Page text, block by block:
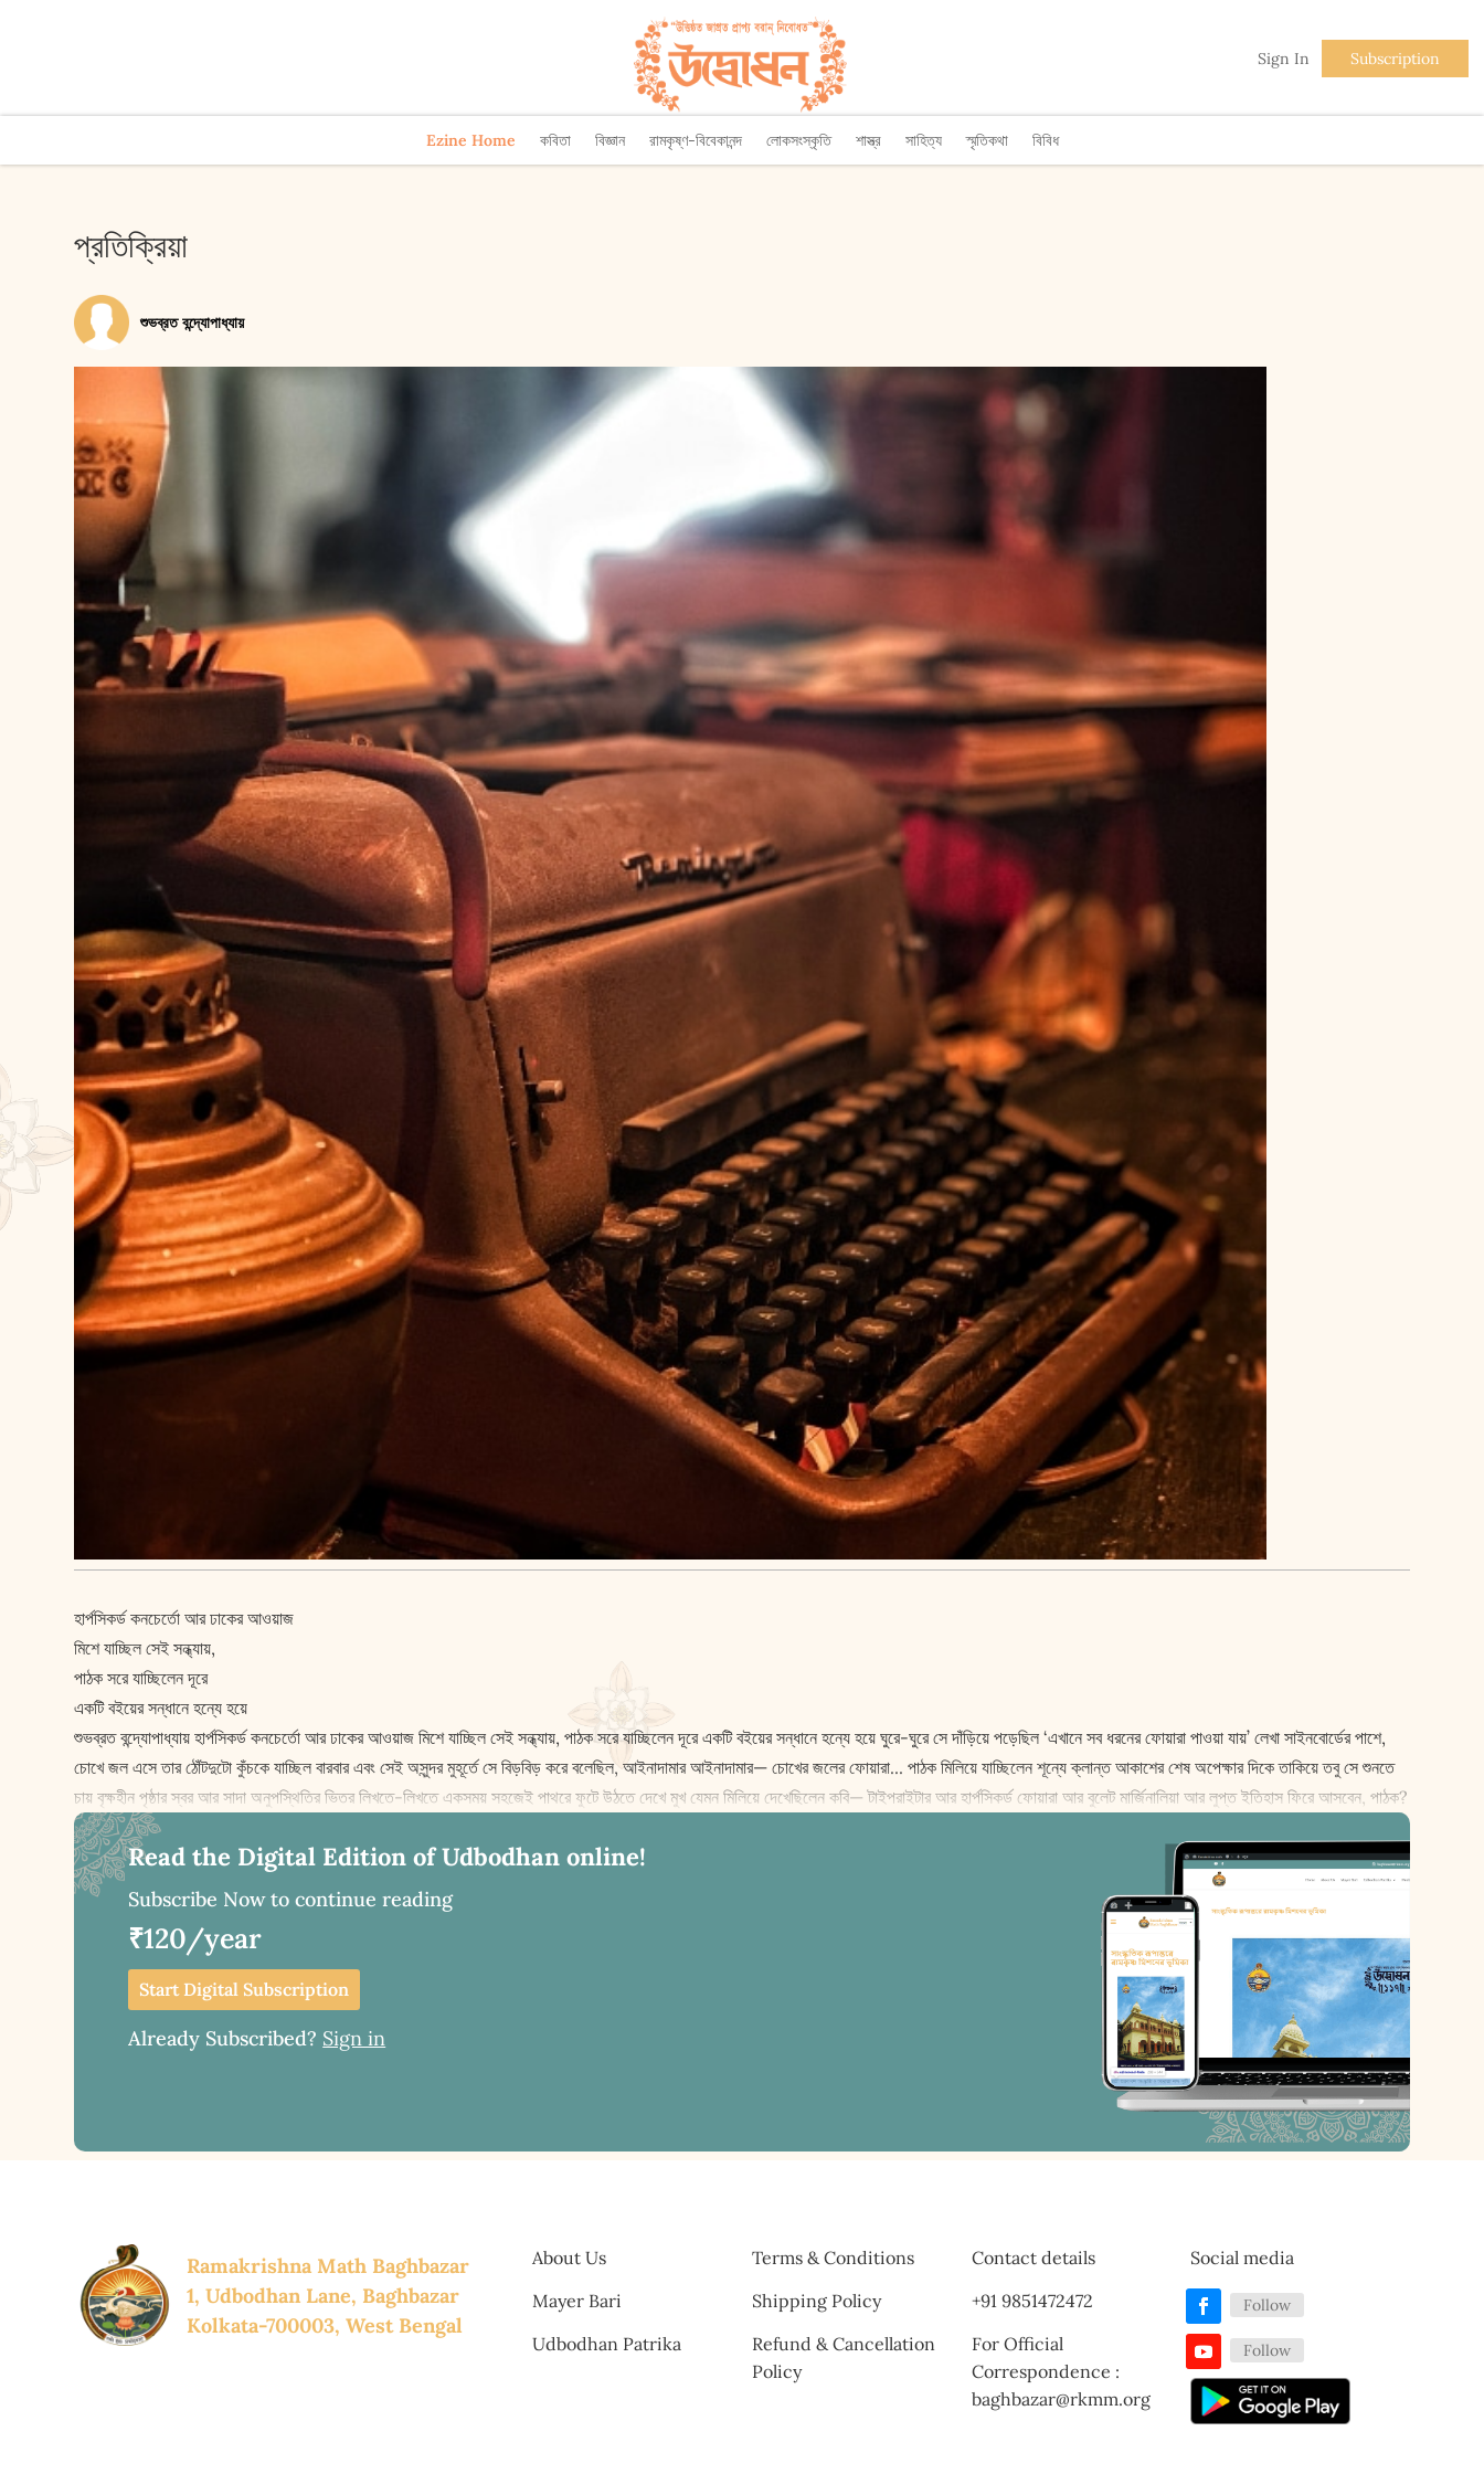
Sign In Subscription
Ezine Home কবিতা বিজ্ঞান রামকৃষ্ণ-বিবেকানন্দ লোকসংস্কৃতি শাস্ত্র সাহিত্য স্মৃতিকথা বিবিধ
প্রতিক্রিয়া
শুভব্রত বন্দ্যোপাধ্যায়
হার্পসিকর্ড কনচের্তো আর ঢাকের আওয়াজ
মিশে যাচ্ছিল সেই সন্ধ্যায়,
পাঠক সরে যাচ্ছিলেন দূরে
একটি বইয়ের সন্ধানে হন্যে হয়ে
শুভব্রত বন্দ্যোপাধ্যায় হার্পসিকর্ড কনচের্তো আর ঢাকের আওয়াজ মিশে যাচ্ছিল সেই সন্ধ্যায়, পাঠক সরে যাচ্ছিলেন দূরে একটি বইয়ের সন্ধানে হন্যে হয়ে ঘুরে-ঘুরে সে দাঁড়িয়ে পড়েছিল ‘এখানে সব ধরনের ফোয়ারা পাওয়া যায়’ লেখা সাইনবোর্ডের পাশে,
চোখে জল এসে তার ঠোঁটদুটো কুঁচকে যাচ্ছিল বারবার এবং সেই অসুন্দর মুহূর্তে সে বিড়বিড় করে বলেছিল, আইনাদামার আইনাদামার— চোখের জলের ফোয়ারা... পাঠক মিলিয়ে যাচ্ছিলেন শূন্যে ক্লান্ত আকাশের শেষ অপে‌ক্ষার দিকে তাকিয়ে তবু সে শুনতে
চায় বৃ‌ক্ষহীন পৃষ্ঠার স্বর আর সাদা অনুপস্থিতির ভিতর লিখতে-লিখতে একসময় সহজেই পাথরে ফুটে উঠতে দেখে মুখ যেমন মিলিয়ে দেখেছিলেন কবি— টাইপরাইটার আর হার্পসিকর্ড ফোয়ারা আর বুলেট মার্জিনালিয়া আর লুপ্ত ইতিহাস ফিরে আসবেন, পাঠক?
Read the Digital Edition of Udbodhan online!
Subscribe Now to continue reading
₹120/year
Start Digital Subscription
Already Subscribed? Sign in
Ramakrishna Math Baghbazar
1, Udbodhan Lane, Baghbazar
Kolkata-700003, West Bengal
About Us
Mayer Bari
Udbodhan Patrika
Terms & Conditions
Shipping Policy
Refund & Cancellation
Policy
Contact details
+91 9851472472
For Official
Correspondence :
baghbazar@rkmm.org
Social media
Follow
Follow